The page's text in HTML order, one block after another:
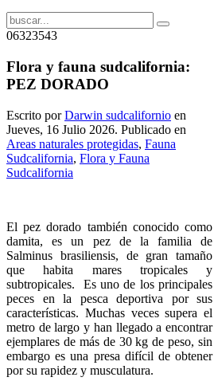
06323543
Flora y fauna sudcalifornia:
PEZ DORADO
Escrito porDarwin sudcalifornio en
Jueves, 16 Julio 2026. Publicado en
Areas naturales protegidas, Fauna
Sudcalifornia, Flora y Fauna
Sudcalifornia
El pez dorado también conocido como
damita, es un pez de la familia de
Salminus brasiliensis, de gran tamaño
que habita mares tropicales y
subtropicales. Es uno de los principales
peces en la pesca deportiva por sus
características. Muchas veces supera el
metro de largo y han llegado a encontrar
ejemplares de más de 30 kg de peso, sin
embargo es una presa difícil de obtener
por su rapidez y musculatura.